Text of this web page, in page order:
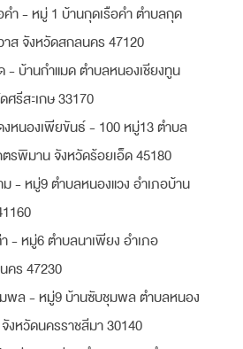
คำ - หมู่ 1 บ้านกุดเรือคำ ตำบลกุด
าส จังหวัดสกลนคร 47120
- บ้านกำแมด ตำบลหนองเชียงทูน
ศรีสะเกษ 33170
งหนองเพียขันธ์ - 100 หมู่13 ตำบล
รพิมาน จังหวัดร้อยเอ็ด 45180
ม - หมู่9 ตำบลหนองแวง อำเภอบ้าน
า - หมู่6 ตำบลนาเพียง อำเภอ
คร 47230
มพล - หมู่9 บ้านซับชุมพล ตำบลหนอง
งหวัดนครราชสีมา 30140